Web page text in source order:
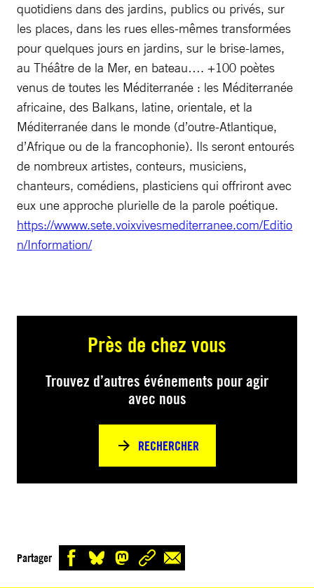
quotidiens dans des jardins, publics ou privés, sur
les places, dans les rues elles-mêmes transformées
pour quelques jours en jardins, sur le brise-lames,
au Théâtre de la Mer, en bateau…. +100 poètes
venus de toutes les Méditerranée : les Méditerranée
africaine, des Balkans, latine, orientale, et la
Méditerranée dans le monde (d’outre-Atlantique,
d’Afrique ou de la francophonie). Ils seront entourés
de nombreux artistes, conteurs, musiciens,
chanteurs, comédiens, plasticiens qui offriront avec
eux une approche plurielle de la parole poétique.
https://wwww.sete.voixvivesmediterranee.com/Editio
n/Information/
Près de chez vous
Trouvez d’autres événements pour agir
avec nous
RECHERCHER
Partager